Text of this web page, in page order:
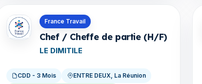
France Travail
Chef / Cheffe de partie (H/F)
LE DIMITILE
CDD - 3 Mois ENTRE DEUX, La Réunion
Offres en La Réunion